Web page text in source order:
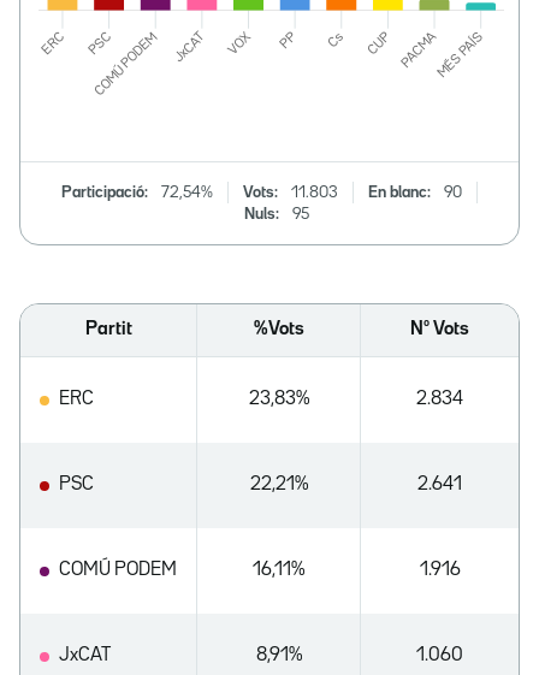
Participació: 72,54% Vots: 11.803 En blanc:
90
Nuls:
95
Partit %Vots Nº Vots
ERC 23,83% 2.834
PSC 22,21% 2.641
COMÚ PODEM 16,11% 1.916
JxCAT 8,91% 1.060